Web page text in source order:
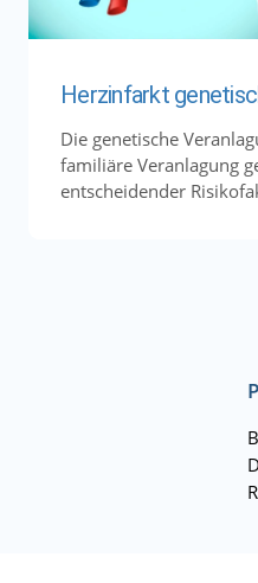
Herzinfarkt
Die genetische
familiäre Veranlagung
entscheidender